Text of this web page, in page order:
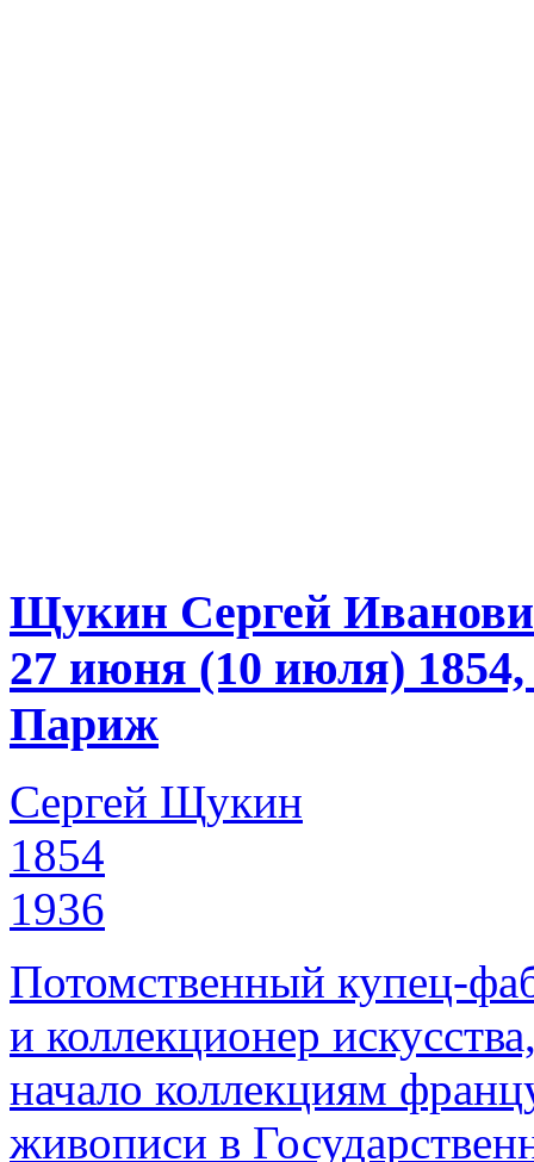
Щукин Сергей
27 июня (10 июля)
Париж
Сергей Щукин
1854
1936
Потомственный купец-
и коллекционер
начало коллекциям
живописи в